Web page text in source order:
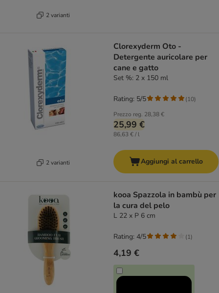
2 varianti
2 varianti
Clorexyderm Oto -
Detergente auricolare per
cane e gatto
Set %: 2 x 150 ml
Prezzo reg. 28,38 €
25,99 €
86,63 € / l
Rating: 5/5 (10)
Aggiungi al carrello
kooa Spazzola in bambù per
la cura del pelo
L 22 x P 6 cm
4,19 €
Rating: 4/5 (1)